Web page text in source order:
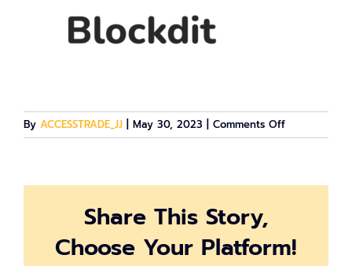
By ACCESSTRADE_JJ May 30, 2023 Comments Offon
assets-
Share This Story,
Choose Your Platform!